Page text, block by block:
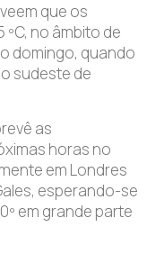
que os
no âmbito de
domingo, quando
sudeste de
as
horas no
em Londres
esperando-se
em grande parte